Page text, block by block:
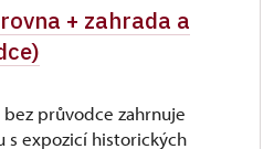
+ zahrada a
průvodce zahrnuje
s expozicí historických